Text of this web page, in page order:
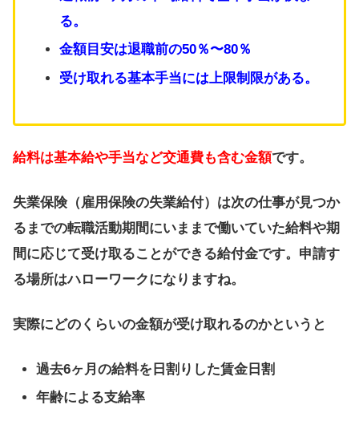
る。
金額目安は退職前の50％〜80％
受け取れる基本手当には上限制限がある。
給料は基本給や手当など交通費も含む金額です。
失業保険（雇用保険の失業給付）は次の仕事が見つか
るまでの転職活動期間にいままで働いていた給料や期
間に応じて受け取ることができる給付金です。申請す
る場所はハローワークになりますね。
実際にどのくらいの金額が受け取れるのかというと
過去6ヶ月の給料を日割りした賃金日割
年齢による支給率